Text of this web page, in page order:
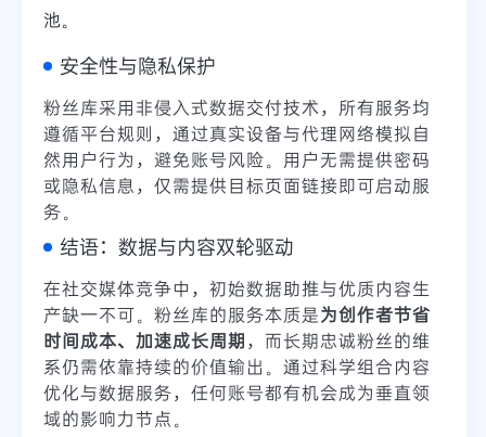
池。
安全性与隐私保护
粉丝库采用非侵入式数据交付技术，所有服务均
遵循平台规则，通过真实设备与代理网络模拟自
然用户行为，避免账号风险。用户无需提供密码
或隐私信息，仅需提供目标页面链接即可启动服
务。
结语：数据与内容双轮驱动
在社交媒体竞争中，初始数据助推与优质内容生
产缺一不可。粉丝库的服务本质是为创作者节省
时间成本、加速成长周期，而长期忠诚粉丝的维
系仍需依靠持续的价值输出。通过科学组合内容
优化与数据服务，任何账号都有机会成为垂直领
域的影响力节点。